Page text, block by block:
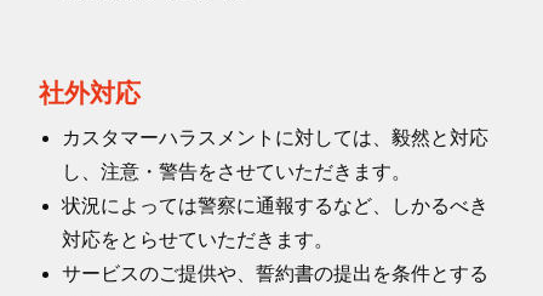
社外対応
カスタマーハラスメントに対しては、毅然と対応
し、注意・警告をさせていただきます。
状況によっては警察に通報するなど、しかるべき
対応をとらせていただきます。
サービスのご提供や、誓約書の提出を条件とする